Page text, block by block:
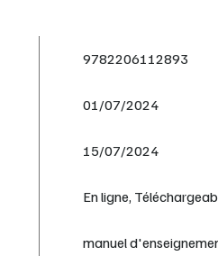
9782206112893
01/07/2024
15/07/2024
En ligne,
manuel